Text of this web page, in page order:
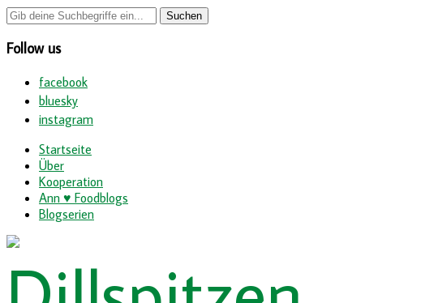
Follow us
facebook
bluesky
instagram
Startseite
Über
Kooperation
Ann ♥ Foodblogs
Blogserien